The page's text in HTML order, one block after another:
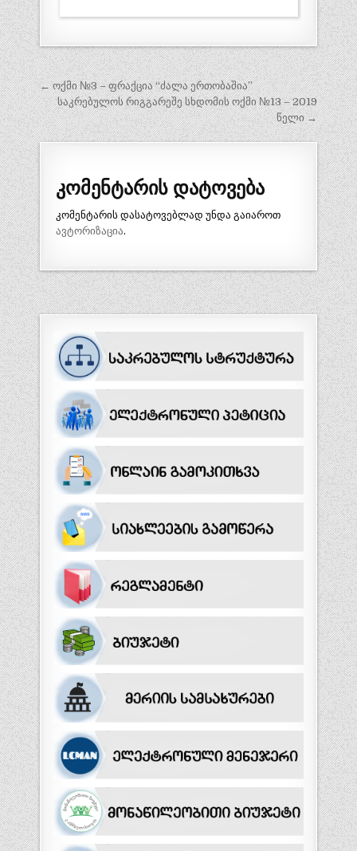
პოსტის
ნავიგაცია
← ოქმი №3 – ფრაქცია “ძალა ერთობაშია”
საკრებულოს რიგგარეშე სხდომის ოქმი №13 – 2019
წელი →
კომენტარის დატოვება
კომენტარის დასატოვებლად უნდა გაიაროთ
ავტორიზაცია.